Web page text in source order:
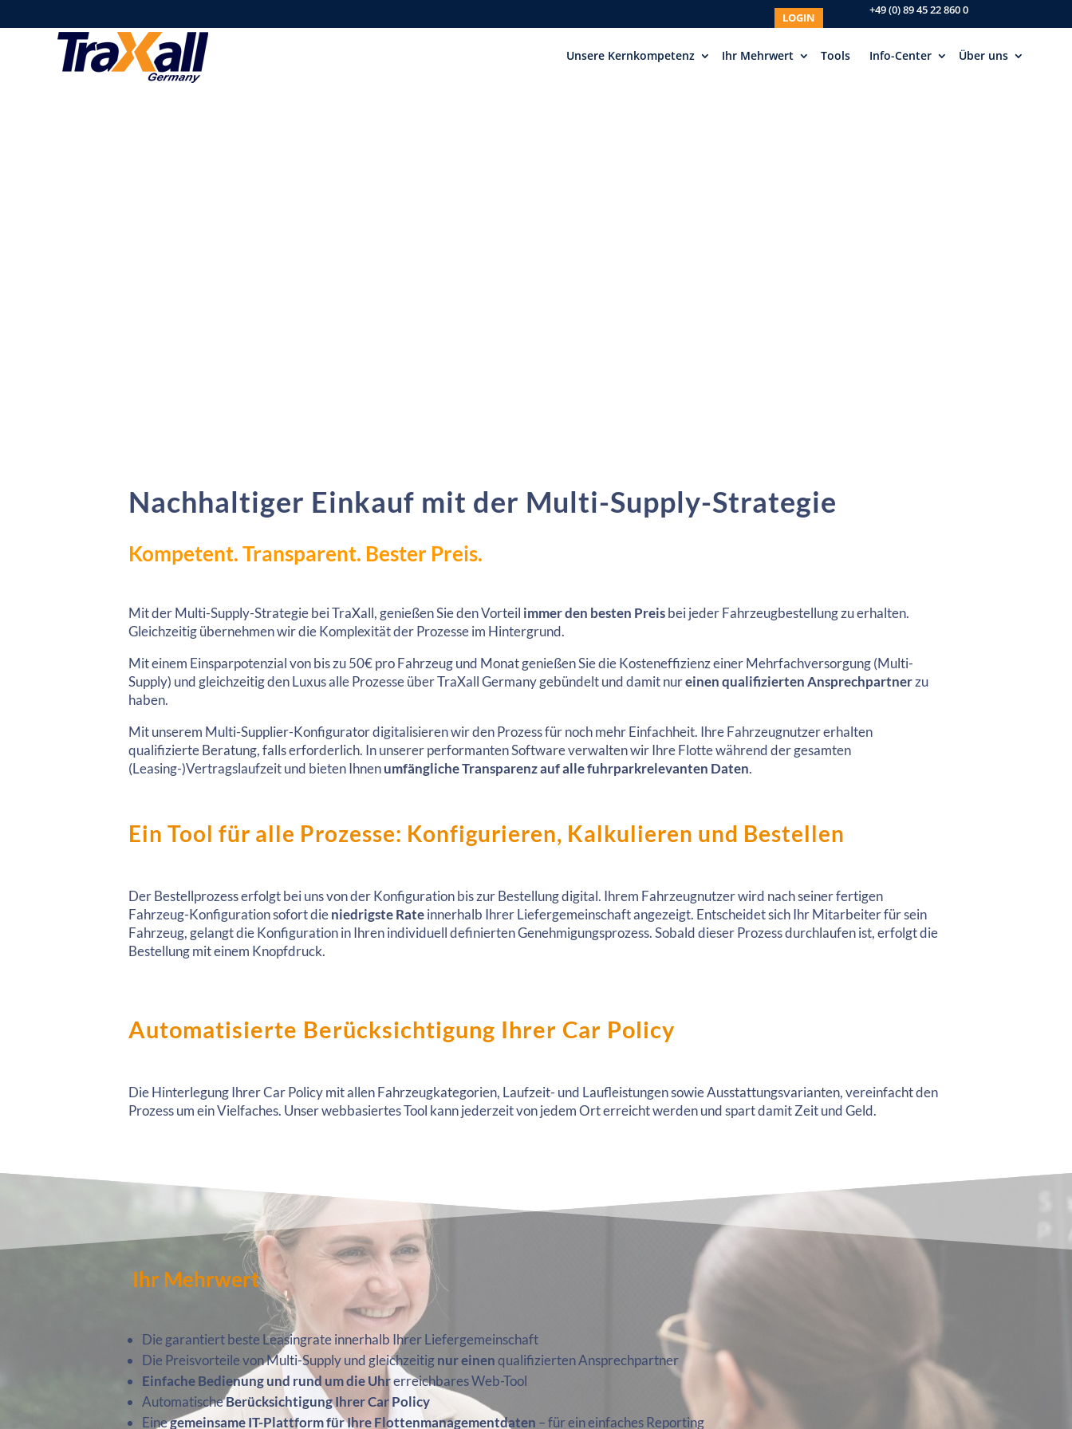
+49 (0) 89 45 22 860 0
LOGIN
Unsere Kernkompetenz Ihr Mehrwert Tools Info-Center Über uns
Nachhaltiger Einkauf mit der Multi-Supply-Strategie
Kompetent. Transparent. Bester Preis.
Mit der Multi-Supply-Strategie bei TraXall, genießen Sie den Vorteil immer den besten Preisbei jeder Fahrzeugbestellung zu erhalten.
Gleichzeitig übernehmen wir die Komplexität der Prozesse im Hintergrund.
Mit einem Einsparpotenzial von bis zu 50€ pro Fahrzeug und Monat genießen Sie die Kosteneffizienz einer Mehrfachversorgung (Multi-
Supply) und gleichzeitig den Luxus alle Prozesse über TraXall Germany gebündelt und damit nureinen qualifizierten Ansprechpartnerzu
haben.
Mit unserem Multi-Supplier-Konfigurator digitalisieren wir den Prozess für noch mehr Einfachheit. Ihre Fahrzeugnutzer erhalten
qualifizierte Beratung, falls erforderlich. In unserer performanten Software verwalten wir Ihre Flotte während der gesamten
(Leasing-)Vertragslaufzeit und bieten Ihnenumfängliche Transparenz auf alle fuhrparkrelevanten Daten.
Ein Tool für alle Prozesse: Konfigurieren, Kalkulieren und Bestellen
Der Bestellprozess erfolgt bei uns von der Konfiguration bis zur Bestellung digital. Ihrem Fahrzeugnutzer wird nach seiner fertigen
Fahrzeug-Konfiguration sofort dieniedrigste Rateinnerhalb Ihrer Liefergemeinschaft angezeigt. Entscheidet sich Ihr Mitarbeiter für sein
Fahrzeug, gelangt die Konfiguration in Ihren individuell definierten Genehmigungsprozess. Sobald dieser Prozess durchlaufen ist, erfolgt die
Bestellung mit einem Knopfdruck.
Automatisierte Berücksichtigung Ihrer Car Policy
Die Hinterlegung Ihrer Car Policy mit allen Fahrzeugkategorien, Laufzeit- und Laufleistungen sowie Ausstattungsvarianten, vereinfacht den
Prozess um ein Vielfaches. Unser webbasiertes Tool kann jederzeit von jedem Ort erreicht werden und spart damit Zeit und Geld.
Ihr Mehrwert
Die garantiert beste Leasingrate innerhalb Ihrer Liefergemeinschaft
Die Preisvorteile von Multi-Supply und gleichzeitignur einenqualifizierten Ansprechpartner
Einfache Bedienung und rund um die Uhrerreichbares Web-Tool
AutomatischeBerücksichtigung Ihrer Car Policy
Einegemeinsame IT-Plattform für Ihre Flottenmanagementdaten – für ein einfaches Reporting